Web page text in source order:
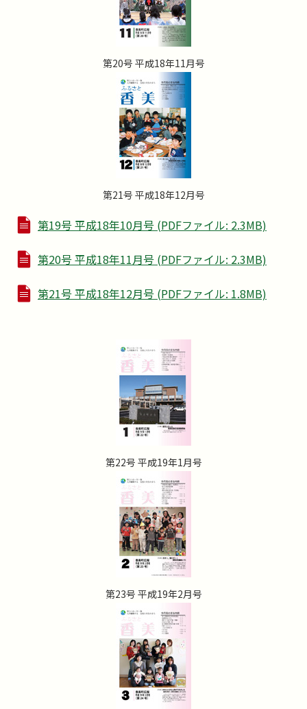
第20号 平成18年11月号
第21号 平成18年12月号
第19号 平成18年10月号 (PDFファイル: 2.3MB)
第20号 平成18年11月号 (PDFファイル: 2.3MB)
第21号 平成18年12月号 (PDFファイル: 1.8MB)
第22号 平成19年1月号
第23号 平成19年2月号